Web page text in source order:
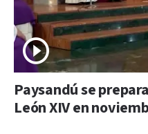
Paysandú se
León XIV en